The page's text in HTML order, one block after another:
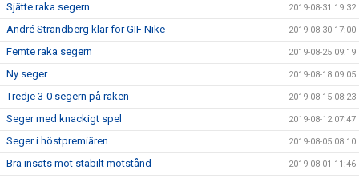
Sjätte raka segern 2019-08-31 19:32
André Strandberg klar för GIF Nike 2019-08-30 17:00
Femte raka segern 2019-08-25 09:19
Ny seger 2019-08-18 09:05
Tredje 3-0 segern på raken 2019-08-15 08:23
Seger med knackigt spel 2019-08-12 07:47
Seger i höstpremiären 2019-08-05 08:10
Bra insats mot stabilt motstånd 2019-08-01 11:46